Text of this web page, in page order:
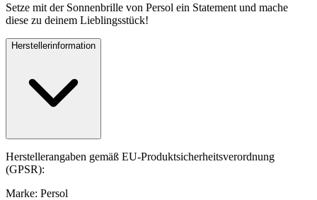
Setze mit der Sonnenbrille von Persol ein Statement und mache
diese zu deinem Lieblingsstück!
Herstellerinformation
Herstellerangaben gemäß EU-Produktsicherheitsverordnung
(GPSR):
Marke: Persol